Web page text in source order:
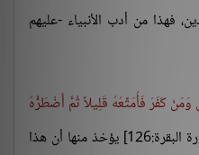
الدين، فهذا من أدب الأنبياء -عليهم
وَمَنْ كَفَرَ فَأُمَتِّعُهُ قَلِيلاً ثُمَّ أَضْطَرُّهُ
[سورة البقرة:126] يؤخذ منها أن هذا